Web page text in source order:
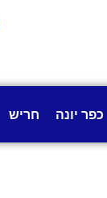
כפר יונה חריש